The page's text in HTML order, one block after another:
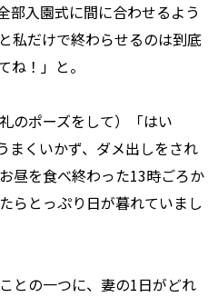
部入園式に間に合わせるよう
私だけで終わらせるのは到底
ね！」と。
のポーズをして）「はい
まくいかず、ダメ出しをされ
昼を食べ終わった13時ごろか
らとっぷり日が暮れていまし
との一つに、妻の1日がどれ